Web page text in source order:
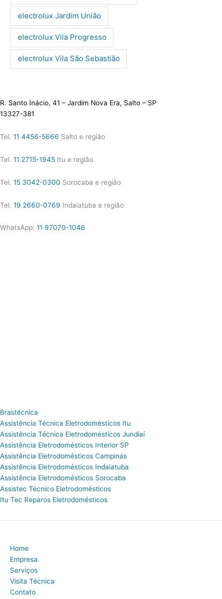
electrolux Jardim União
electrolux Vila Progresso
electrolux Vila São Sebastião
R. Santo Inácio, 41 – Jardim Nova Era, Salto – SP
13327-381
Tel. 11 4456-5666 Salto e região
Tel. 11 2715-1945 Itu e região
Tel. 15 3042-0300 Sorocaba e região
Tel. 19 2660-0769 Indaiatuba e região
WhatsApp: 11 97070-1046
Brastécnica
Assistência Técnica Eletrodomésticos Itu
Assistência Técnica Eletrodomésticos Jundiaí
Assistência Eletrodomésticos Interior SP
Assistência Eletrodomésticos Campinas
Assistência Eletrodomésticos Indaiatuba
Assistência Eletrodomésticos Sorocaba
Assistec Técnico Eletrodomésticos
Itu Tec Reparos Eletrodomésticos
Home
Empresa
Serviços
Visita Técnica
Contato